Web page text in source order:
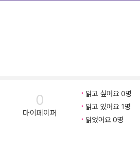
0
마이페이퍼
읽고 싶어요 0명
읽고 있어요 1명
읽었어요 0명